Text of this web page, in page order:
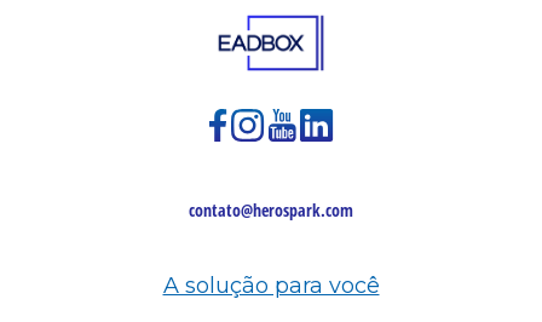
contato@herospark.com
A solução para você